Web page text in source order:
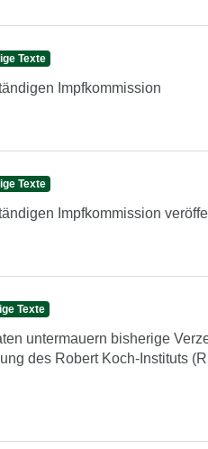
Texte
Impfkommission
Texte
Impfkommission
Texte
untermauern bisherige
des Robert Koch-Instituts